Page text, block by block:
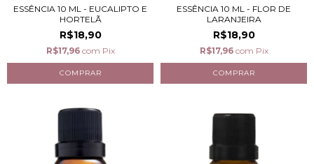
ESSÊNCIA 10 ML - EUCALIPTO E
HORTELÃ
R$18,90
R$17,96 com Pix
ESSÊNCIA 10 ML - FLOR DE
LARANJEIRA
R$18,90
R$17,96 com Pix